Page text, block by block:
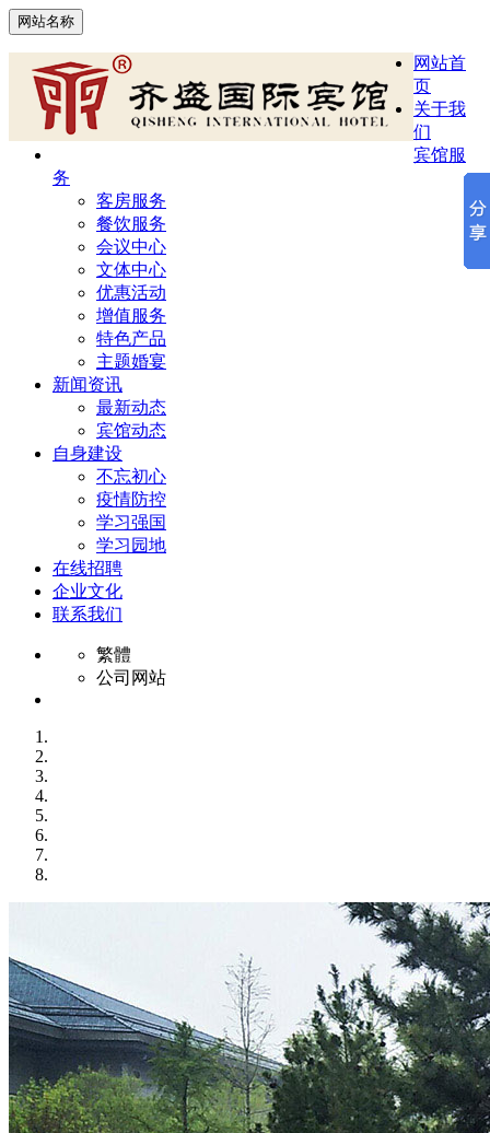
网站名称
网站首
页
关于我
们
宾馆服
务
客房服务
餐饮服务
会议中心
文体中心
优惠活动
增值服务
特色产品
主题婚宴
新闻资讯
最新动态
宾馆动态
自身建设
不忘初心
疫情防控
学习强国
学习园地
在线招聘
企业文化
联系我们
繁體
公司网站